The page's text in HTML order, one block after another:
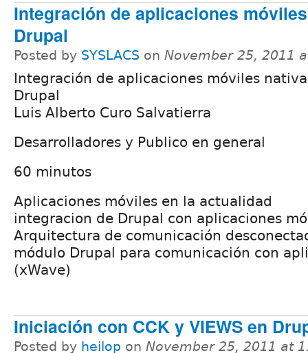
Integración de aplicaciones
Drupal
Posted by SYSLACS on November 25, 2011
Integración de aplicaciones móviles
Drupal
Luis Alberto Curo Salvatierra
Desarrolladores y Publico en general
60 minutos
Aplicaciones móviles en la actualidad
integracion de Drupal con aplicaciones
Arquitectura de comunicación
módulo Drupal para comunicación con
(xWave)
Iniciación con CCK y VIEWS en
Posted by heilop on November 25, 2011 at